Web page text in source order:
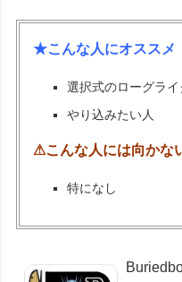
★こんな人にオススメ
選択式のローグラ
やり込みたい人
⚠こんな人には向かな
特になし